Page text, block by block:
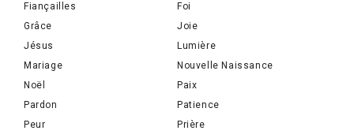
Fiançailles
Foi
Grâce
Joie
Jésus
Lumière
Mariage
Nouvelle Naissance
Noël
Paix
Pardon
Patience
Peur
Prière